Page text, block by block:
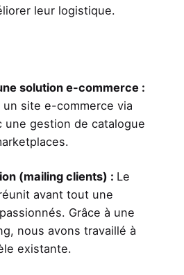
leur logistique.
solution e-commerce :
site e-commerce via
une gestion de catalogue
(mailing clients) : Le
avant tout une
Grâce à une
nous avons travaillé à
existante.